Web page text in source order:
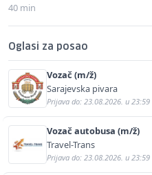
40 min
Oglasi za posao
Vozač (m/ž)
Sarajevska pivara
Prijava do: 23.08.2026. u 23:59
Vozač autobusa (m/ž)
Travel-Trans
Prijava do: 23.08.2026. u 23:59